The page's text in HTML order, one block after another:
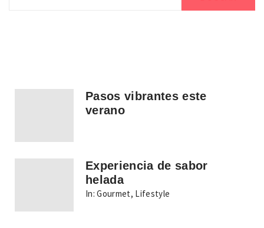
Pasos vibrantes este
verano
Experiencia de sabor
helada
In: Gourmet, Lifestyle